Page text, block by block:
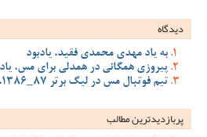
دیدگاه
به یاد مهدی محمدی فقید، یادبود
پیروزی همگانی در همدلی برای مس،
تیم فوتبال مس در لیگ برتر 87_1386، با خاطرات مس
پربازدیدترین‌ مطالب